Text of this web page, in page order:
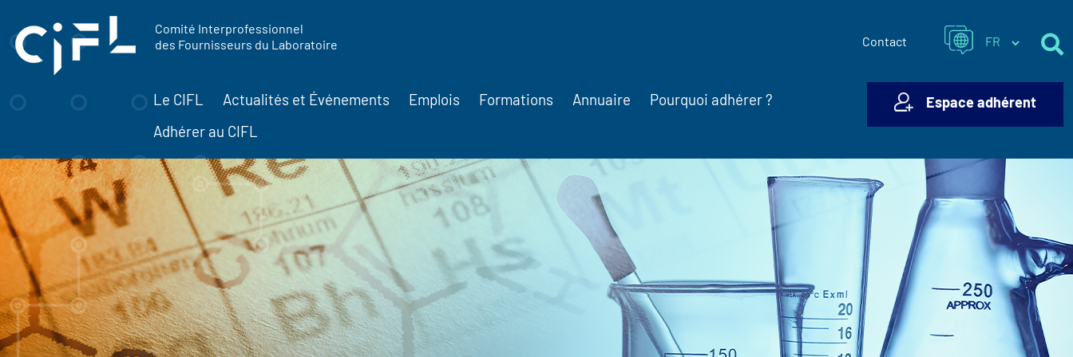
Comité Interprofessionnel
des Fournisseurs du Laboratoire
Contact
Le CIFL Actualités et Événements Emplois Formations Annuaire Pourquoi adhérer ?
Adhérer au CIFL
Espace adhérent